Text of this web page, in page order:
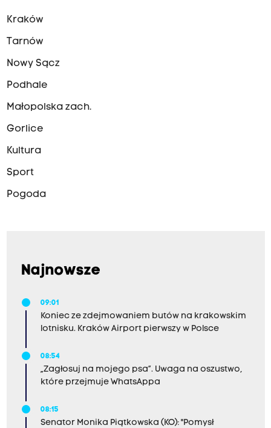
Kraków
Tarnów
Nowy Sącz
Podhale
Małopolska zach.
Gorlice
Kultura
Sport
Pogoda
Najnowsze
09:01
Koniec ze zdejmowaniem butów na krakowskim
lotnisku. Kraków Airport pierwszy w Polsce
08:54
„Zagłosuj na mojego psa”. Uwaga na oszustwo,
które przejmuje WhatsAppa
08:15
Senator Monika Piątkowska (KO): "Pomysł